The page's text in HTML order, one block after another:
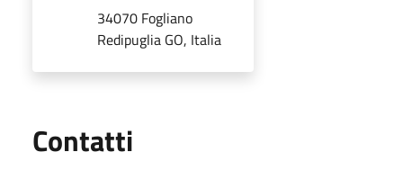
34070 Fogliano
Redipuglia GO, Italia
Contatti